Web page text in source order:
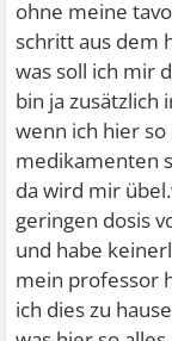
ohne meine
schritt aus dem
was soll ich mir
bin ja zusätzlich
wenn ich hier
medikamenten
da wird mir
geringen dosis
und habe
mein professor
ich dies zu